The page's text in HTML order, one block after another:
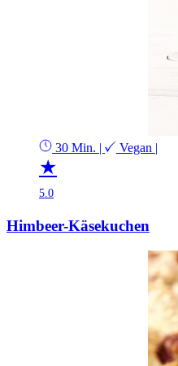
30 Min. Vegan
★
5.0
Himbeer-Käsekuchen